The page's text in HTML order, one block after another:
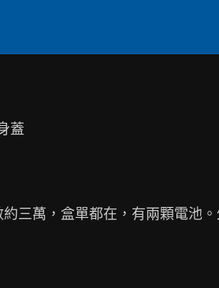
蓋
三萬，盒單都在，有兩顆電池